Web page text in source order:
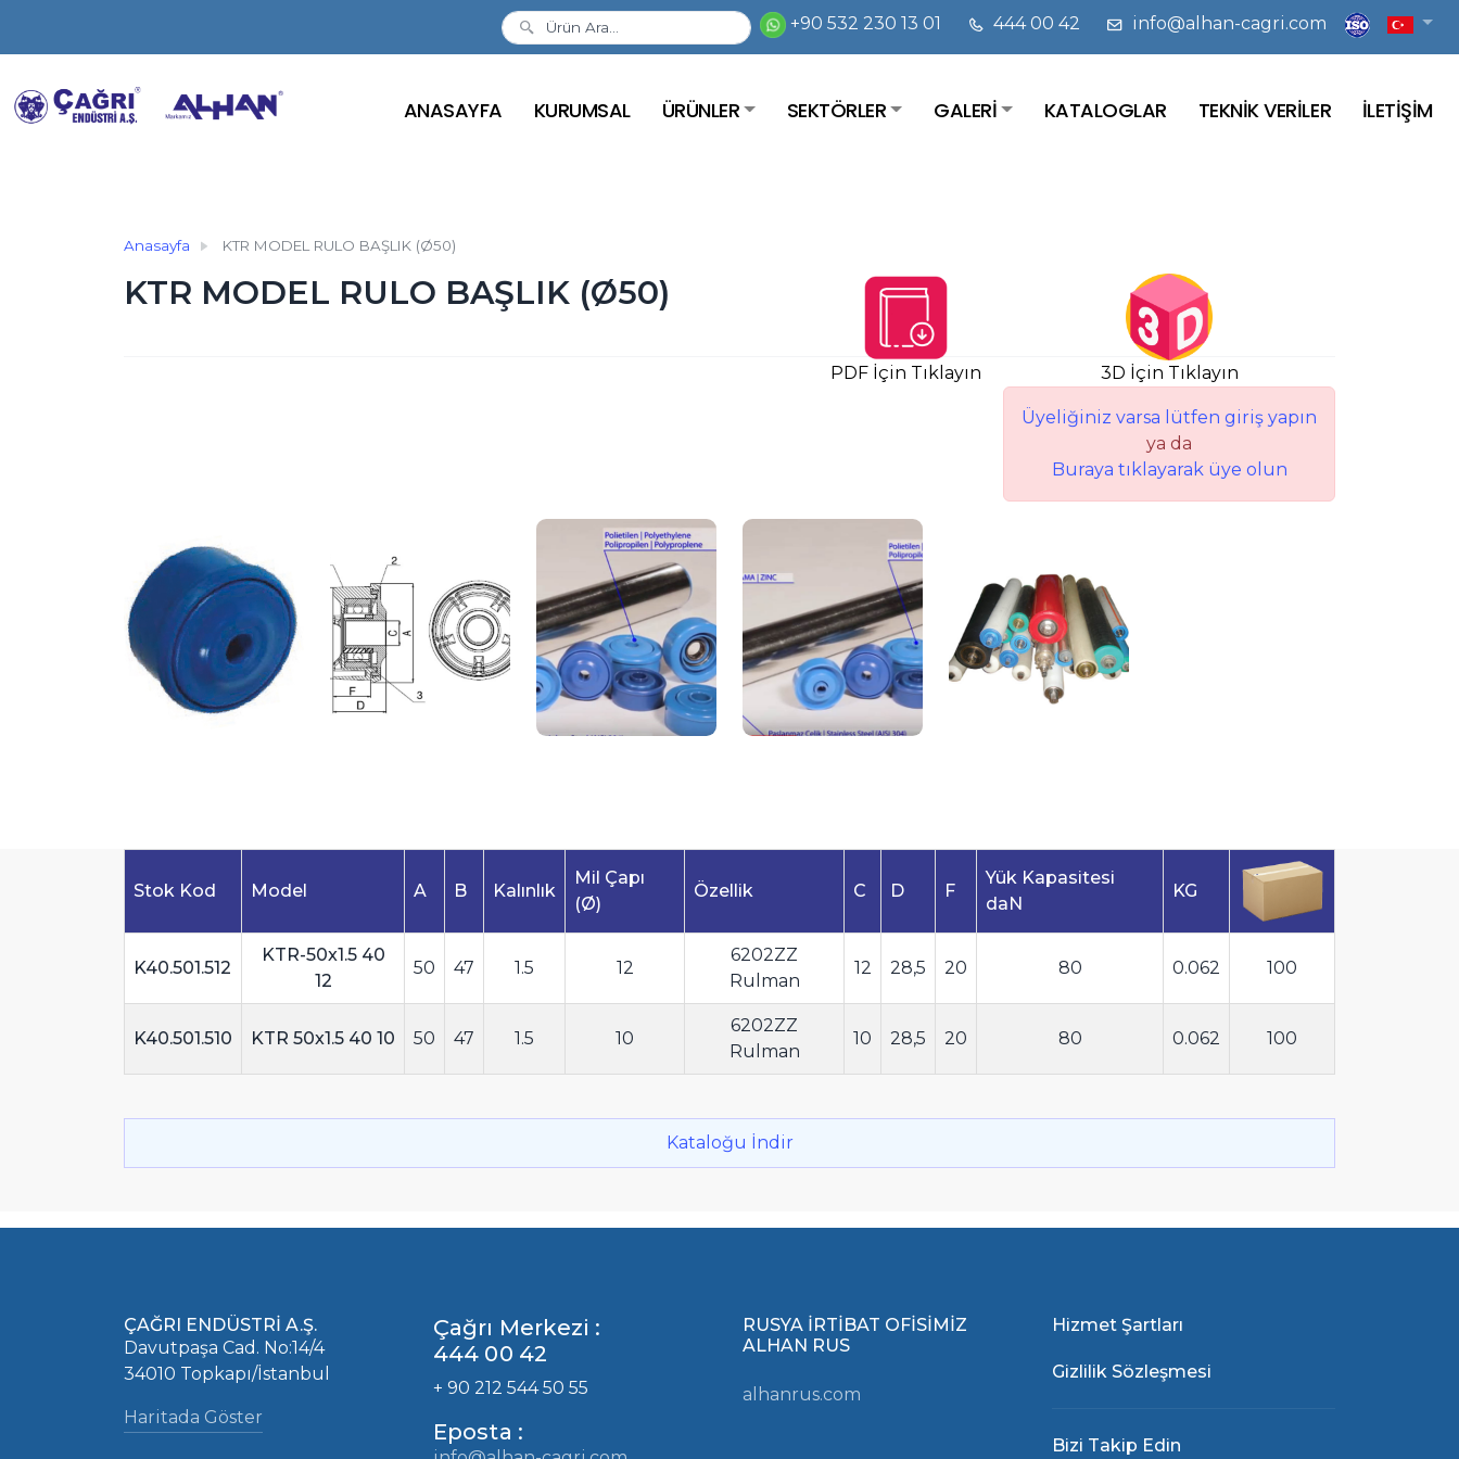
+90 532 230 13 01 444 00 42 info@alhan-cagri.com
ANASAYFA KURUMSAL ÜRÜNLER SEKTÖRLER GALERİ KATALOGLAR TEKNİK VERİLER İLETİŞİM
Anasayfa KTR MODEL RULO BAŞLIK (Ø50)
3D İçin Tıklayın
Üyeliğiniz varsa lütfen giriş yapın
ya da
Buraya tıklayarak üye olun
PDF İçin Tıklayın
KTR MODEL RULO BAŞLIK (Ø50)
Stok Kod Model A B Kalınlık
Mil Çapı
(Ø)
Özellik C D F
Yük Kapasitesi
daN
KG
K40.501.512
KTR-50x1.5 40
12
50 47 1.5 12
6202ZZ
Rulman
12 28,5 20 80 0.062 100
K40.501.510 KTR 50x1.5 40 10 50 47 1.5 10
6202ZZ
Rulman
10 28,5 20 80 0.062 100
Kataloğu İndir
ÇAĞRI ENDÜSTRİ A.Ş.
Davutpaşa Cad. No:14/4
34010 Topkapı/İstanbul
Haritada Göster
Çağrı Merkezi :
444 00 42
+ 90 212 544 50 55
Eposta :
RUSYA İRTİBAT OFİSİMİZ
ALHAN RUS
alhanrus.com
Hizmet Şartları
Gizlilik Sözleşmesi
Bizi Takip Edin